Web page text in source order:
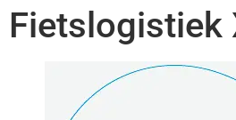
Fietslogistiek